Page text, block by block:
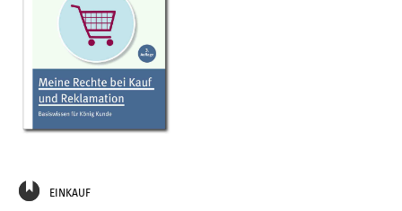
EINKAUF